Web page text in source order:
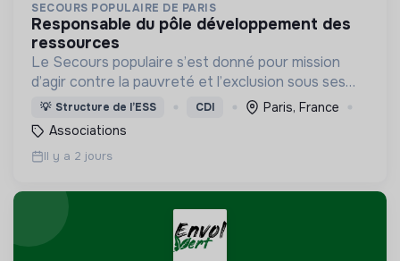
SECOURS POPULAIRE DE PARIS
responsable du pôle développement des
ressources
Le Secours populaire s’est donné pour mission
d’agir contre la pauvreté et l’exclusion sous ses
formes, en France et dans le monde.
💡 Structure de l’ESS CDI
Paris, France
Associations
Il y a 2 jours